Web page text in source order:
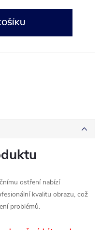
ostření nabízí
kvalitu obrazu, což
problémů.